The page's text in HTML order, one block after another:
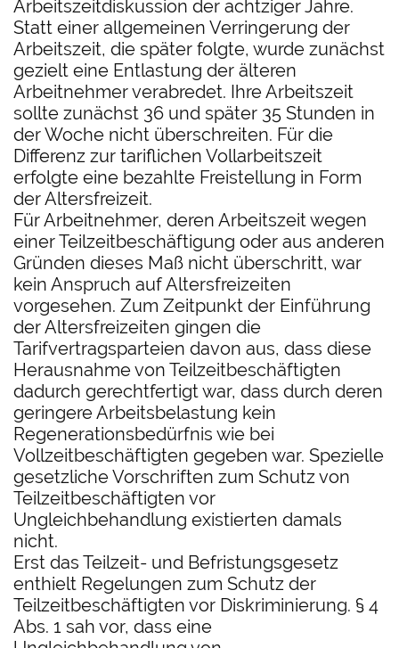
Arbeitszeitdiskussion der achtziger Jahre.
Statt einer allgemeinen Verringerung der
Arbeitszeit, die später folgte, wurde zunächst
gezielt eine Entlastung der älteren
Arbeitnehmer verabredet. Ihre Arbeitszeit
sollte zunächst 36 und später 35 Stunden in
der Woche nicht überschreiten. Für die
Differenz zur tariflichen Vollarbeitszeit
erfolgte eine bezahlte Freistellung in Form
der Altersfreizeit.
Für Arbeitnehmer, deren Arbeitszeit wegen
einer Teilzeitbeschäftigung oder aus anderen
Gründen dieses Maß nicht überschritt, war
kein Anspruch auf Altersfreizeiten
vorgesehen. Zum Zeitpunkt der Einführung
der Altersfreizeiten gingen die
Tarifvertragsparteien davon aus, dass diese
Herausnahme von Teilzeitbeschäftigten
dadurch gerechtfertigt war, dass durch deren
geringere Arbeitsbelastung kein
Regenerationsbedürfnis wie bei
Vollzeitbeschäftigten gegeben war. Spezielle
gesetzliche Vorschriften zum Schutz von
Teilzeitbeschäftigten vor
Ungleichbehandlung existierten damals
nicht.
Erst das Teilzeit- und Befristungsgesetz
enthielt Regelungen zum Schutz der
Teilzeitbeschäftigten vor Diskriminierung. § 4
Abs. 1 sah vor, dass eine